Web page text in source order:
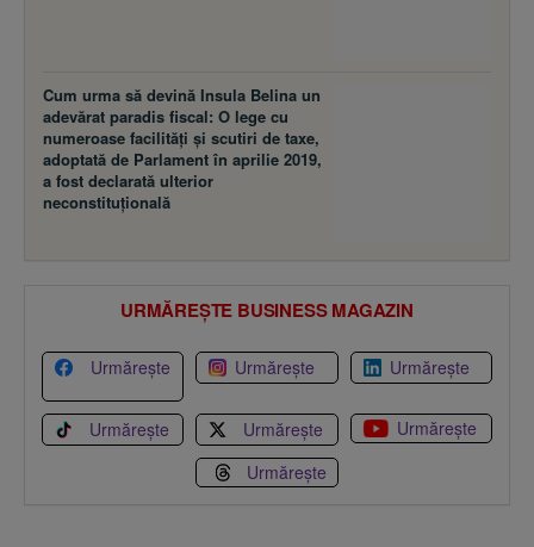
Cum urma să devină Insula Belina un
adevărat paradis fiscal: O lege cu
numeroase facilităţi şi scutiri de taxe,
adoptată de Parlament în aprilie 2019,
a fost declarată ulterior
neconstituţională
URMĂREȘTE BUSINESS MAGAZIN
Urmărește Urmărește Urmărește
Urmărește Urmărește
Urmărește
Urmărește